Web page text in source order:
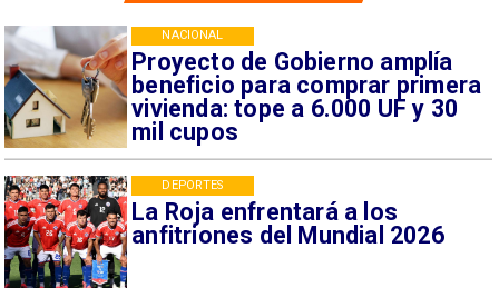
Proyecto de Gobierno amplía
beneficio para comprar primera
vivienda: tope a 6.000 UF y 30
mil cupos
NACIONAL
La Roja enfrentará a los
anfitriones del Mundial 2026
DEPORTES